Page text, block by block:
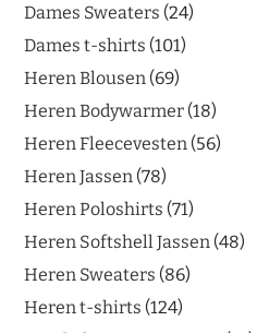
Dames Sweaters 24
Dames t-shirts 101
Heren Blousen 69
Heren Bodywarmer 18
Heren Fleecevesten 56
Heren Jassen 78
Heren Poloshirts 71
Heren Softshell Jassen 48
Heren Sweaters 86
Heren t-shirts 124